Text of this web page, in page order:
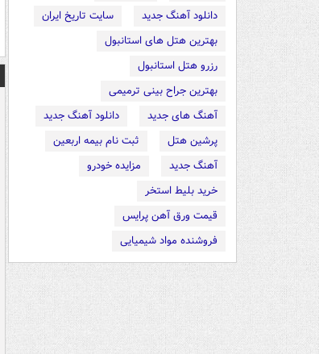
دانلود آهنگ جدید
سایت تاریخ ایران
بهترین هتل های استانبول
رزرو هتل استانبول
بهترین جراح بینی ترمیمی
آهنگ های جدید
دانلود آهنگ جدید
پرشین هتل
ثبت نام بیمه اربعین
آهنگ جدید
مزایده خودرو
خرید بلیط استخر
قیمت ورق آهن پرایس
فروشنده مواد شیمیایی